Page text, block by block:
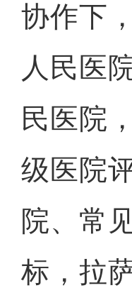
协作下
人民医
民医院
级医院
院、常
标，拉